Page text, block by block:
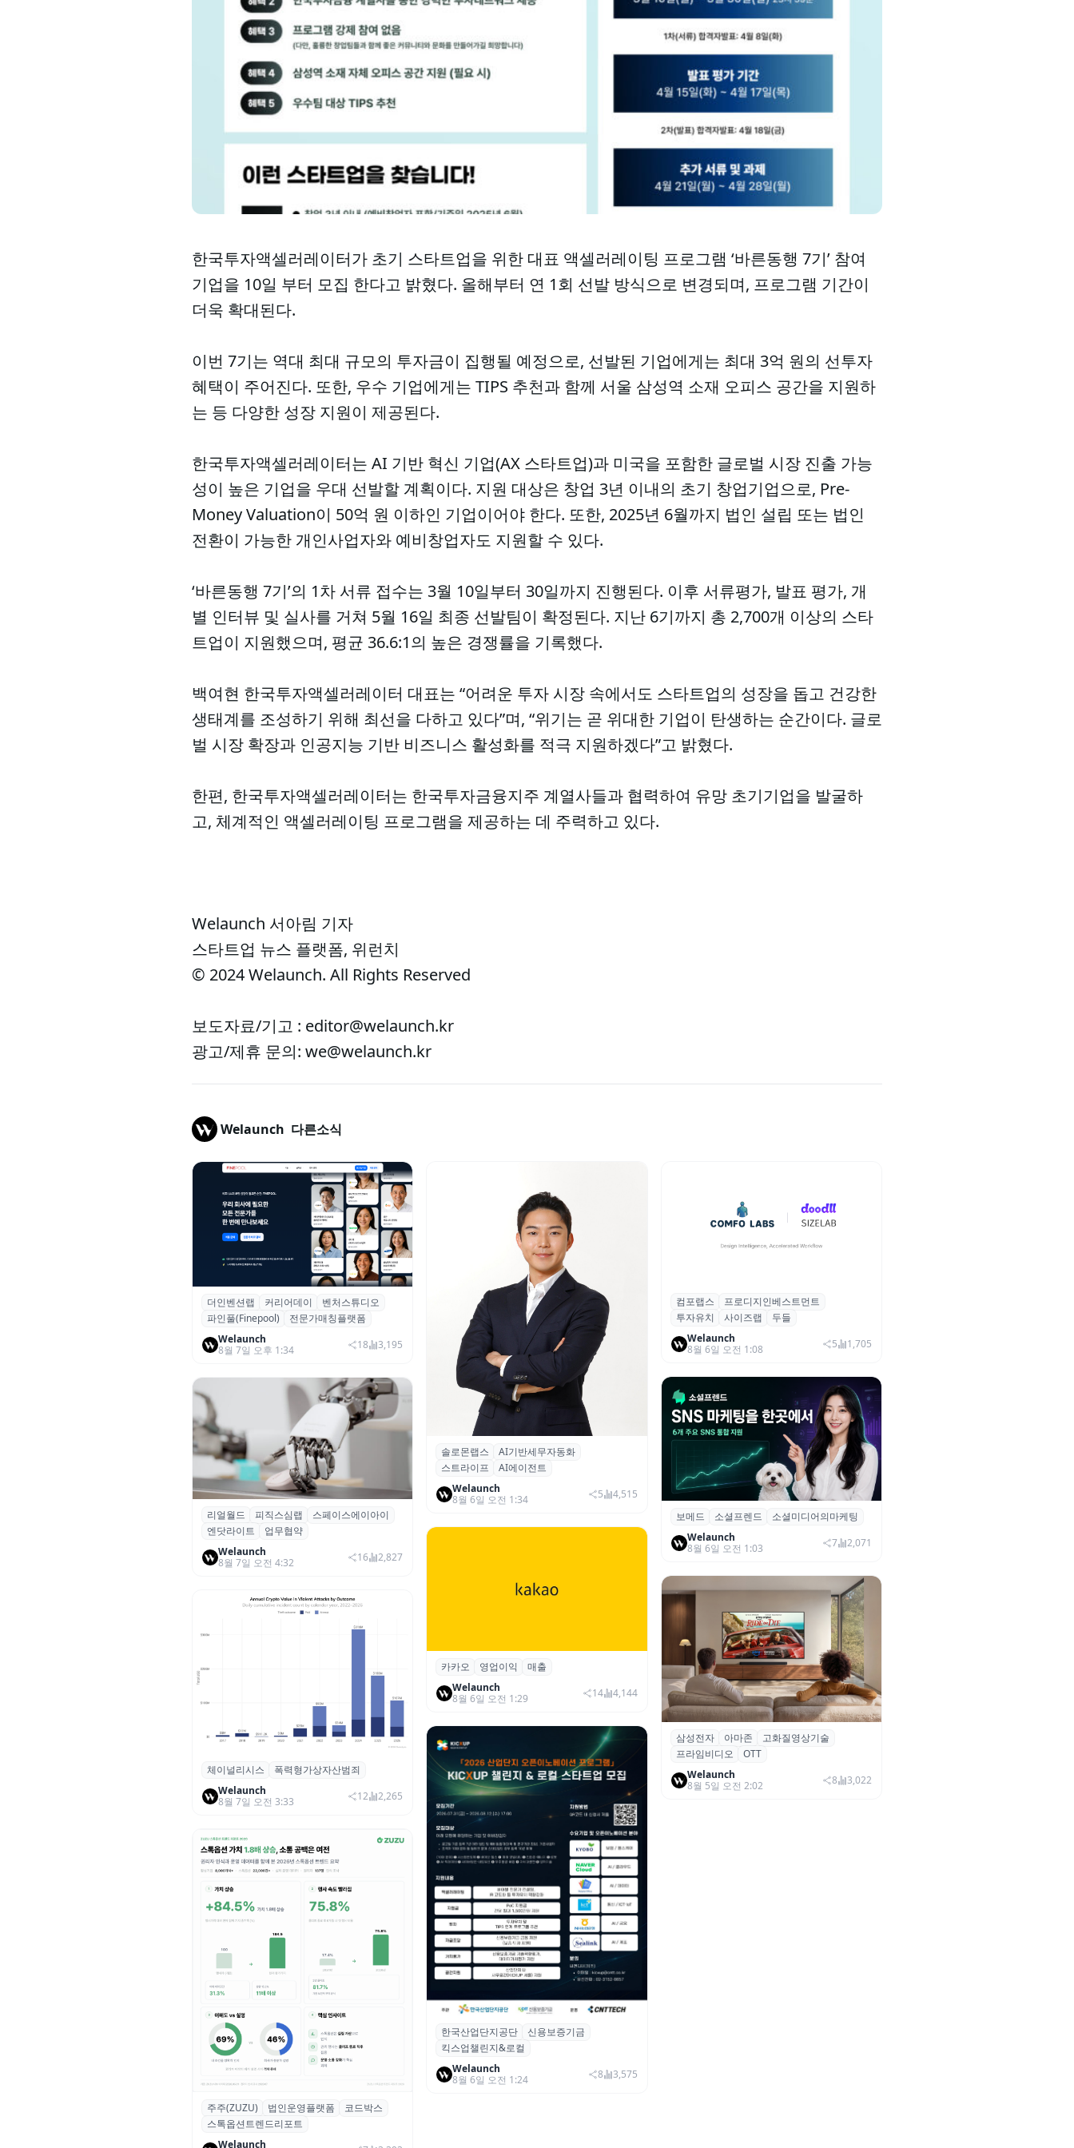
한국투자액셀러레이터가 초기 스타트업을 위한 대표 액셀러레이팅 프로그램 ‘바른동행 7기’ 참여
기업을 10일 부터 모집 한다고 밝혔다. 올해부터 연 1회 선발 방식으로 변경되며, 프로그램 기간이
더욱 확대된다.
이번 7기는 역대 최대 규모의 투자금이 집행될 예정으로, 선발된 기업에게는 최대 3억 원의 선투자
혜택이 주어진다. 또한, 우수 기업에게는 TIPS 추천과 함께 서울 삼성역 소재 오피스 공간을 지원하
는 등 다양한 성장 지원이 제공된다.
한국투자액셀러레이터는 AI 기반 혁신 기업(AX 스타트업)과 미국을 포함한 글로벌 시장 진출 가능
성이 높은 기업을 우대 선발할 계획이다. 지원 대상은 창업 3년 이내의 초기 창업기업으로, Pre-
Money Valuation이 50억 원 이하인 기업이어야 한다. 또한, 2025년 6월까지 법인 설립 또는 법인
전환이 가능한 개인사업자와 예비창업자도 지원할 수 있다.
‘바른동행 7기’의 1차 서류 접수는 3월 10일부터 30일까지 진행된다. 이후 서류평가, 발표 평가, 개
별 인터뷰 및 실사를 거쳐 5월 16일 최종 선발팀이 확정된다. 지난 6기까지 총 2,700개 이상의 스타
트업이 지원했으며, 평균 36.6:1의 높은 경쟁률을 기록했다.
백여현 한국투자액셀러레이터 대표는 “어려운 투자 시장 속에서도 스타트업의 성장을 돕고 건강한
생태계를 조성하기 위해 최선을 다하고 있다”며, “위기는 곧 위대한 기업이 탄생하는 순간이다. 글로
벌 시장 확장과 인공지능 기반 비즈니스 활성화를 적극 지원하겠다”고 밝혔다.
한편, 한국투자액셀러레이터는 한국투자금융지주 계열사들과 협력하여 유망 초기기업을 발굴하
고, 체계적인 액셀러레이팅 프로그램을 제공하는 데 주력하고 있다.
Welaunch 서아림 기자
스타트업 뉴스 플랫폼, 위런치
© 2024 Welaunch. All Rights Reserved
보도자료/기고 : editor@welaunch.kr
광고/제휴 문의: we@welaunch.kr
Welaunch 다른소식
더인벤션랩·커리어데이, 스타트업 전문
가 매칭 플랫폼 ‘파인풀’ 출시
더인벤션랩 커리어데이
벤처스튜디오
파인풀(Finepool)
전문가매칭플랫폼
Welaunch
8월 7일 오후 1:34
18 3,195
리얼월드, 로봇테크 스타트업 3곳과 손
잡고 휴머노이드 표준 만든다
리얼월드 피직스심랩
스페이스에이아이
엔닷라이트
업무협약
Welaunch
8월 7일 오전 4:32
16 2,827
체이널리시스 “가상자산 보유자 대상 폭
력 범죄 증가…상반기 탈취액 3000만 달
러 돌파
체이널리시스
폭력형가상자산범죄
Welaunch
8월 7일 오전 3:33
12 2,265
스톡옵션 취소율 2년 만에
18.2%→31.3%…권리 발생 즉시 행사 비
중도 급증
주주(ZUZU) 법인운영플랫폼
코드박스
스톡옵션트렌드리포트
Welaunch
솔로몬랩스, 스트라이프 출신 이창헌 영
입…절세 전략 AI 에이전트 개발 본격화
솔로몬랩스
AI기반세무자동화
스트라이프
AI에이전트
Welaunch
8월 6일 오전 1:34
5 4,515
카카오, 2026년 2분기 매출 2조985억·영
업이익 2770억…역대 분기 최대
카카오 영업이익
매출
Welaunch
8월 6일 오전 1:29
14 4,144
산단공·신보, 2026 ‘킥스업 챌린지&로컬’
참여 스타트업 모집
한국산업단지공단
신용보증기금
킥스업챌린지&로컬
Welaunch
8월 6일 오전 1:24
8 3,575
컴포랩스, 프로디지인베스트먼트로부터
시드 투자 유치
컴포랩스
프로디지인베스트먼트
투자유치
사이즈랩
두들
Welaunch
8월 6일 오전 1:08
5 1,705
보메드 ‘소셜프렌드’, 유튜브·인스타 등 6
개 SNS 마케팅 통합 지원
보메드 소셜프렌드
소셜미디어의마케팅
Welaunch
8월 6일 오전 1:03
7 2,071
삼성전자·아마존, 프라임 비디오에
‘HDR10+ 어드밴스드’ 적용
삼성전자 아마존
고화질영상기술
프라임비디오
OTT
Welaunch
8월 5일 오전 2:02
8 3,022